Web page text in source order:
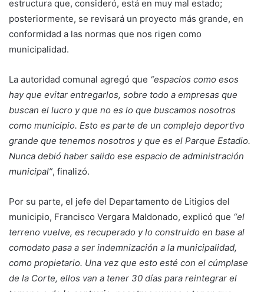
estructura que, consideró, está en muy mal estado;
posteriormente, se revisará un proyecto más grande, en
conformidad a las normas que nos rigen como
municipalidad.
La autoridad comunal agregó que “espacios como esos
hay que evitar entregarlos, sobre todo a empresas que
buscan el lucro y que no es lo que buscamos nosotros
como municipio. Esto es parte de un complejo deportivo
grande que tenemos nosotros y que es el Parque Estadio.
Nunca debió haber salido ese espacio de administración
municipal”, finalizó.
Por su parte, el jefe del Departamento de Litigios del
municipio, Francisco Vergara Maldonado, explicó que “el
terreno vuelve, es recuperado y lo construido en base al
comodato pasa a ser indemnización a la municipalidad,
como propietario. Una vez que esto esté con el cúmplase
de la Corte, ellos van a tener 30 días para reintegrar el